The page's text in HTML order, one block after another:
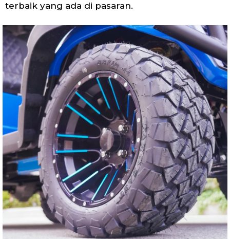
terbaik yang ada di pasaran.